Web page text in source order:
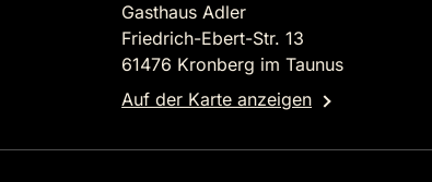
Gasthaus Adler
Friedrich-Ebert-Str. 13
61476 Kronberg im Taunus
Auf der Karte anzeigen